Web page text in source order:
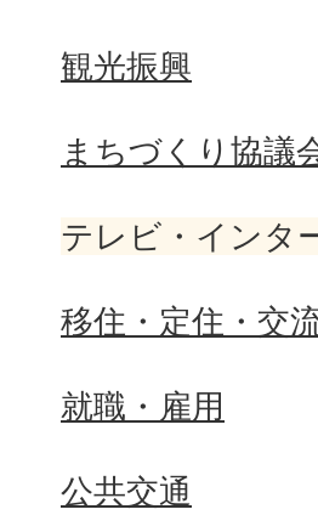
観光振興
まちづくり協議
テレビ・インタ
移住・定住・交
就職・雇用
公共交通